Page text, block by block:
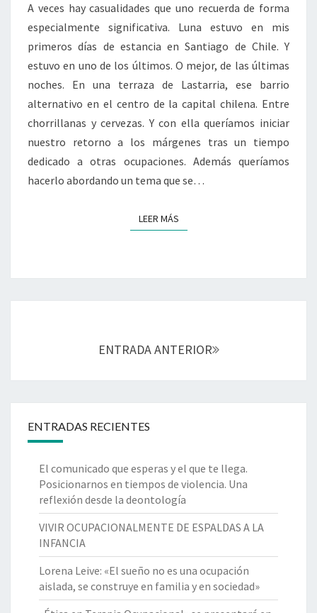
Y
REVUELVA”
QUE
NOS
CONDUCE
HACIA
ONTOLOGÍAS
CRÍTICAS
SOBRE
ESO
QUE
A veces hay casualidades que uno recuerda de forma
especialmente significativa. Luna estuvo en mis
primeros días de estancia en Santiago de Chile. Y
estuvo en uno de los últimos. O mejor, de las últimas
noches. En una terraza de Lastarria, ese barrio
alternativo en el centro de la capital chilena. Entre
chorrillanas y cervezas. Y con ella queríamos iniciar
nuestro retorno a los márgenes tras un tiempo
dedicado a otras ocupaciones. Además queríamos
hacerlo abordando un tema que se…
LEER MÁSLEER MÁS
ENTRADA ANTERIOR
ENTRADAS RECIENTES
El comunicado que esperas y el que te llega.
Posicionarnos en tiempos de violencia. Una
reflexión desde la deontología
VIVIR OCUPACIONALMENTE DE ESPALDAS A LA
INFANCIA
Lorena Leive: «El sueño no es una ocupación
aislada, se construye en familia y en sociedad»